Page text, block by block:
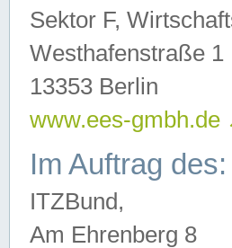
Sektor F,
Westhafenstraße 1
13353 Berlin
www.ees-gmbh.de
Im Auftrag des:
ITZBund,
Am Ehrenberg 8